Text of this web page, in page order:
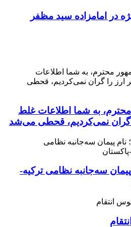
در امامزاده سید مظفر
به شما اطلاعات غلط
گران نمی‌کردیم، قحطی می‌شد
سه‌جانبه نظامی ترکیه-